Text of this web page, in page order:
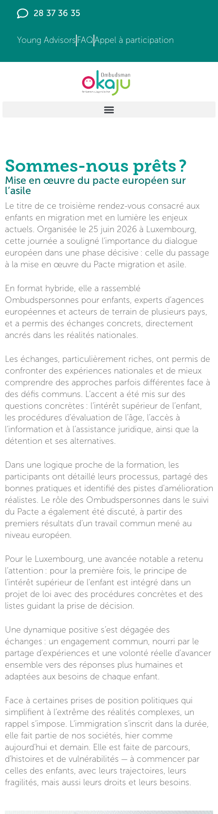
28 37 36 35
Young Advisors FAQAppel à participation
Sommes-nous prêts ?
Mise en œuvre du pacte européen sur
l’asile
Le titre de ce troisième rendez-vous consacré aux
enfants en migration met en lumière les enjeux
actuels. Organisée le 25 juin 2026 à Luxembourg,
cette journée a souligné l’importance du dialogue
européen dans une phase décisive : celle du passage
à la mise en œuvre du Pacte migration et asile.
En format hybride, elle a rassemblé
Ombudspersonnes pour enfants, experts d’agences
européennes et acteurs de terrain de plusieurs pays,
et a permis des échanges concrets, directement
ancrés dans les réalités nationales.
Les échanges, particulièrement riches, ont permis de
confronter des expériences nationales et de mieux
comprendre des approches parfois différentes face à
des défis communs. L’accent a été mis sur des
questions concrètes : l’intérêt supérieur de l’enfant,
les procédures d’évaluation de l’âge, l’accès à
l’information et à l’assistance juridique, ainsi que la
détention et ses alternatives.
Dans une logique proche de la formation, les
participants ont détaillé leurs processus, partagé des
bonnes pratiques et identifié des pistes d’amélioration
réalistes. Le rôle des Ombudspersonnes dans le suivi
du Pacte a également été discuté, à partir des
premiers résultats d’un travail commun mené au
niveau européen.
Pour le Luxembourg, une avancée notable a retenu
l’attention : pour la première fois, le principe de
l’intérêt supérieur de l’enfant est intégré dans un
projet de loi avec des procédures concrètes et des
listes guidant la prise de décision.
Une dynamique positive s’est dégagée des
échanges : un engagement commun, nourri par le
partage d’expériences et une volonté réelle d’avancer
ensemble vers des réponses plus humaines et
adaptées aux besoins de chaque enfant.
Face à certaines prises de position politiques qui
simplifient à l’extrême des réalités complexes, un
rappel s’impose. L’immigration s’inscrit dans la durée,
elle fait partie de nos sociétés, hier comme
aujourd’hui et demain. Elle est faite de parcours,
d’histoires et de vulnérabilités — à commencer par
celles des enfants, avec leurs trajectoires, leurs
fragilités, mais aussi leurs droits et leurs besoins.